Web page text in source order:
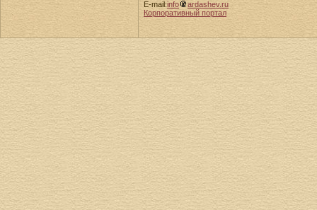
E-mail:info
ardashev.ru
Корпоративный портал